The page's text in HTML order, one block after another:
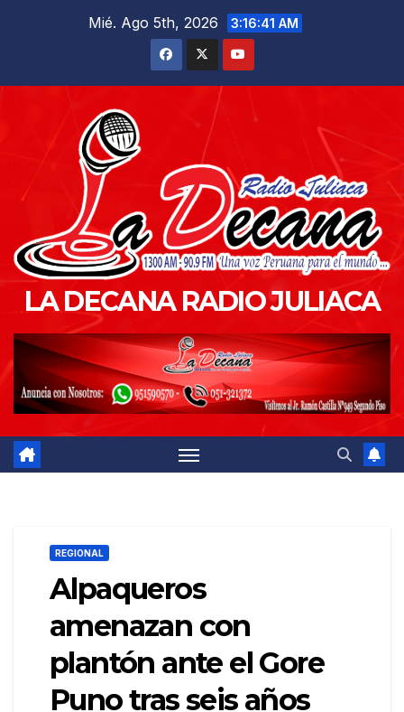
Mié. Ago 5th, 2026 3:16:42 AM
LA DECANA RADIO JULIACA
REGIONAL
Alpaqueros
amenazan con
plantón ante el Gore
Puno tras seis años